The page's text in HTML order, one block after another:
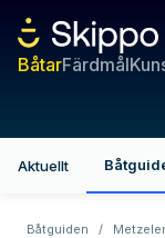
BåtarFärdmål
Aktuellt
Båtguiden / Metzeler